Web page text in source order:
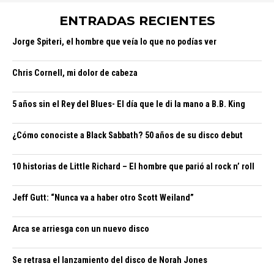
ENTRADAS RECIENTES
Jorge Spiteri, el hombre que veía lo que no podías ver
Chris Cornell, mi dolor de cabeza
5 años sin el Rey del Blues- El día que le di la mano a B.B. King
¿Cómo conociste a Black Sabbath? 50 años de su disco debut
10 historias de Little Richard – El hombre que parió al rock n’ roll
Jeff Gutt: “Nunca va a haber otro Scott Weiland”
Arca se arriesga con un nuevo disco
Se retrasa el lanzamiento del disco de Norah Jones